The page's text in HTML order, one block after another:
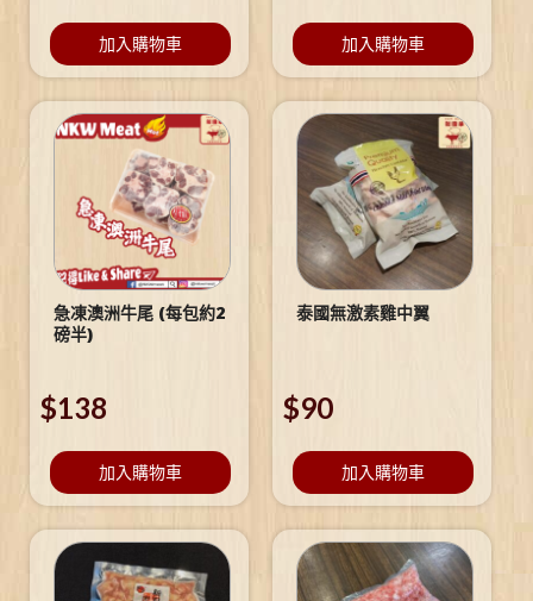
加入購物車 加入購物車
急凍澳洲牛尾 (每包約2
磅半)
$138
加入購物車
泰國無激素雞中翼
$90
加入購物車